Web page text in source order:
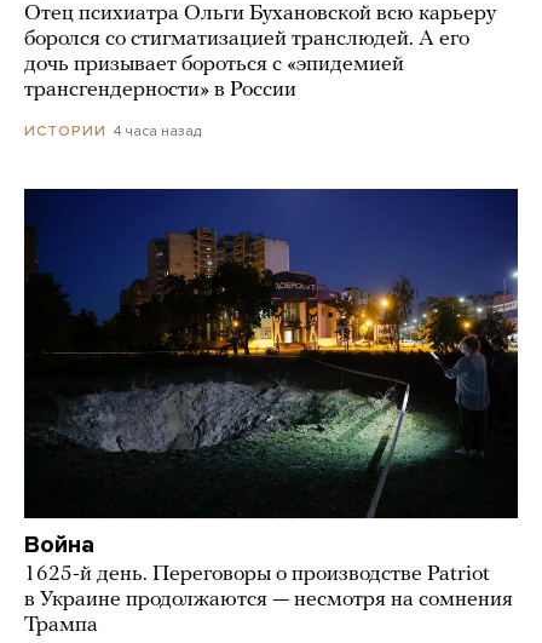
Отец психиатра Ольги Бухановской всю карьеру
боролся со стигматизацией транслюдей. А его
дочь призывает бороться с «эпидемией
трансгендерности» в России
ИСТОРИИ 4 часа назад
Война
1625-й день. Переговоры о производстве Patriot
в Украине продолжаются — несмотря на сомнения
Трампа